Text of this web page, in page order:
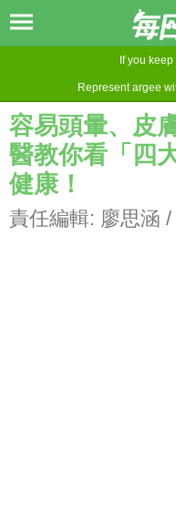
If you
Represent argee
容易頭暈、皮
醫教你看「四
健康！
責任編輯: 廖思涵 /